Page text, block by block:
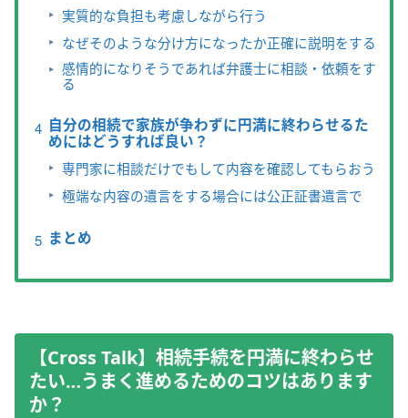
実質的な負担も考慮しながら行う
なぜそのような分け方になったか正確に説明をする
感情的になりそうであれば弁護士に相談・依頼をす
る
自分の相続で家族が争わずに円満に終わらせるた
めにはどうすれば良い？
専門家に相談だけでもして内容を確認してもらおう
極端な内容の遺言をする場合には公正証書遺言で
まとめ
【Cross Talk】相続手続を円満に終わらせ
たい…うまく進めるためのコツはあります
か？